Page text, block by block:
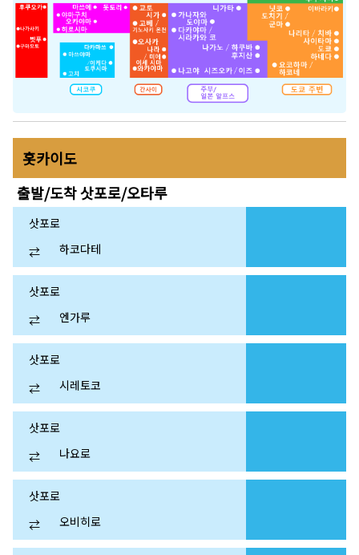
홋카이도
출발/도착삿포로/오타루
삿포로
⇄
하코다테
삿포로
⇄
엔가루
삿포로
⇄
시레토코
삿포로
⇄
나요로
삿포로
⇄
오비히로